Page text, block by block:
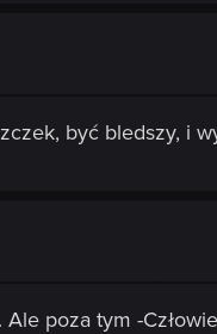
być bledszy, i
poza tym -